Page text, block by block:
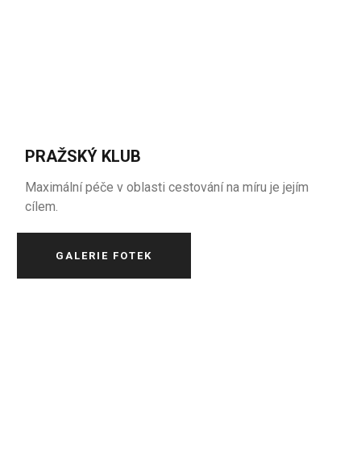
PRAŽSKÝ KLUB
Maximální péče v oblasti cestování na míru je jejím
cílem.
GALERIE FOTEK